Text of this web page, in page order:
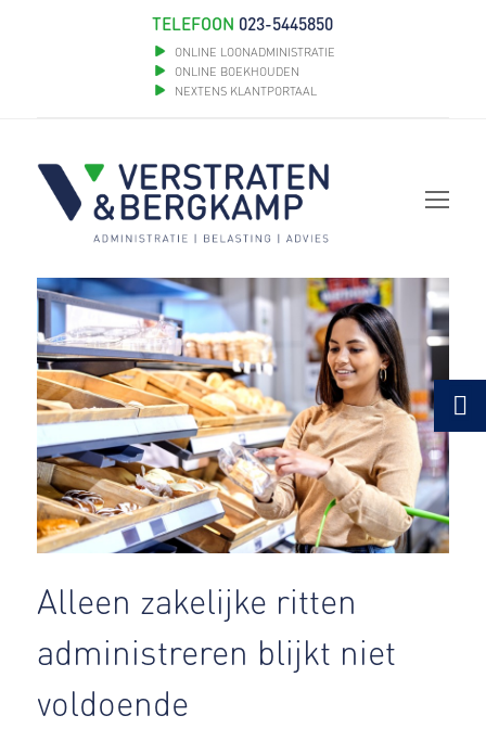
TELEFOON 023-5445850
ONLINE LOONADMINISTRATIE
ONLINE BOEKHOUDEN
NEXTENS KLANTPORTAAL
Alleen zakelijke ritten
administreren blijkt niet
voldoende